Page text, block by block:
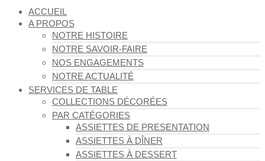
ACCUEIL
A PROPOS
NOTRE HISTOIRE
NOTRE SAVOIR-FAIRE
NOS ENGAGEMENTS
NOTRE ACTUALITÉ
SERVICES DE TABLE
COLLECTIONS DÉCORÉES
PAR CATÉGORIES
ASSIETTES DE PRESENTATION
ASSIETTES À DÎNER
ASSIETTES À DESSERT